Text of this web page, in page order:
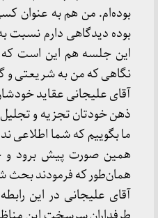
بوده‌ام. من هم به عنوان
بوده دیدگاهی دارم نسبت
این جلسه هم این است که
نگاهی که من به شریعتی و
آقای علیجانی عقاید
ذهن خودتان تجزیه و
ما بگوییم که شما اطلاعی
همین صورت پیش برود و
همان‌طور که فرمودند
آقای علیجانی در این